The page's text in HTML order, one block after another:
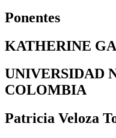
Ponentes
KATHERINE
UNIVERSIDAD
COLOMBIA
Patricia Veloza